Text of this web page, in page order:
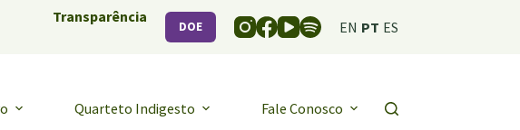
Transparência
DOE EN PT ES
Quarteto Indigesto Fale Conosco